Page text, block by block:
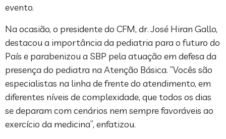
evento.
Na ocasião, o presidente do CFM, dr. José Hiran Gallo,
destacou a importância da pediatria para o futuro do
País e parabenizou a SBP pela atuação em defesa da
presença do pediatra na Atenção Básica. “Vocês são
especialistas na linha de frente do atendimento, em
diferentes níveis de complexidade, que todos os dias
se deparam com cenários nem sempre favoráveis ao
exercício da medicina”, enfatizou.